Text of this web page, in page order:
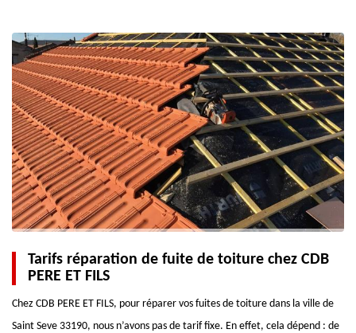
Tarifs réparation de fuite de toiture chez CDB
PERE ET FILS
Chez CDB PERE ET FILS, pour réparer vos fuites de toiture dans la ville de
Saint Seve 33190, nous n’avons pas de tarif fixe. En effet, cela dépend : de